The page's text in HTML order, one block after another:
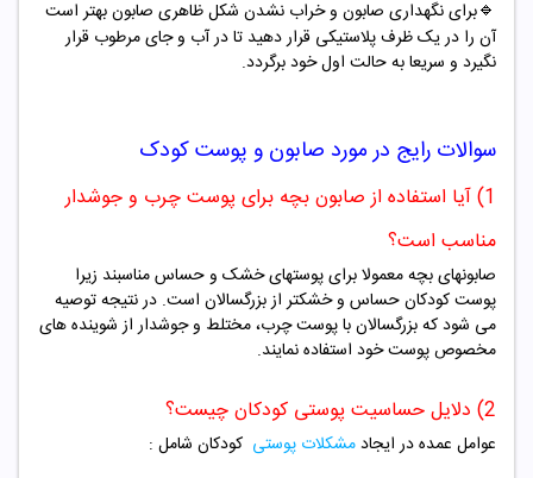
🔹برای نگهداری صابون و خراب نشدن شکل ظاهری صابون بهتر است
آن را در یک ظرف پلاستیکی قرار دهید تا در آب و جای مرطوب قرار
نگیرد و سریعا به حالت اول خود برگردد.
سوالات رایج در مورد صابون و پوست کودک
1) آیا استفاده از صابون بچه برای پوست چرب و جوشدار
مناسب است؟
صابونهای بچه معمولا برای پوستهای خشک و حساس مناسبند زیرا
پوست کودکان حساس و خشکتر از بزرگسالان است. در نتیجه توصیه
می شود که بزرگسالان با پوست چرب، مختلط و جوشدار از شوینده های
مخصوص پوست خود استفاده نمایند.
2) دلایل حساسیت پوستی کودکان چیست؟
عوامل عمده در ایجادمشکلات پوستی کودکان شامل :